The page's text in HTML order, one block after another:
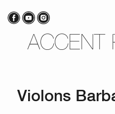
ACCENT
Violons